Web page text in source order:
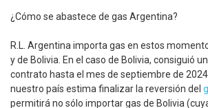
¿Cómo se abastece de gas Argentina?
R.L. Argentina importa gas en estos
y de Bolivia. En el caso de Bolivia, consiguió
contrato hasta el mes de septiembre de
nuestro país estima finalizar la reversión del
permitirá no sólo importar gas de Bolivia